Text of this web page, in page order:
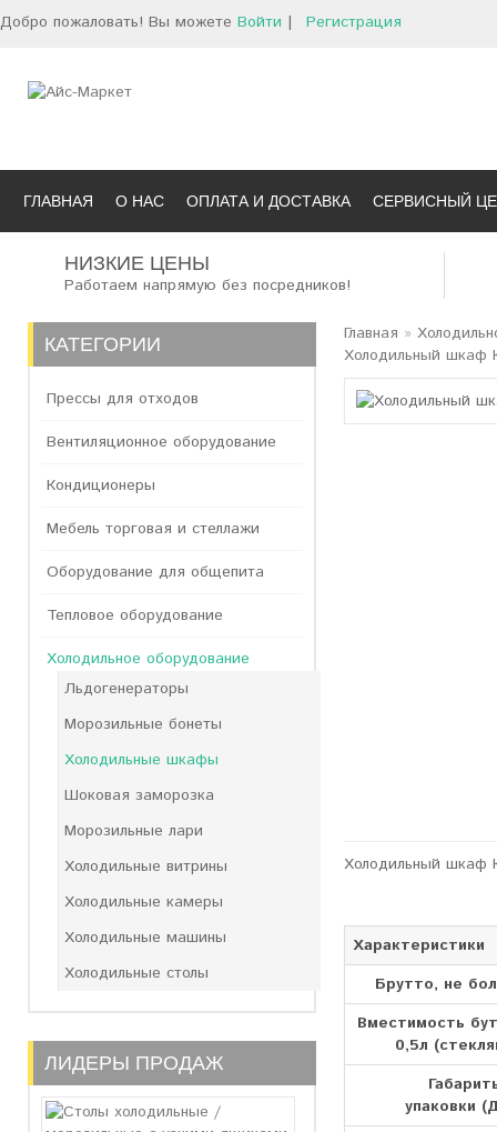
Добро пожаловать! Вы можете Войти | Регистрация
ГЛАВНАЯ О НАС ОПЛАТА И ДОСТАВКА СЕРВИСНЫЙ
НИЗКИЕ ЦЕНЫ
Работаем напрямую без посредников!
КАТЕГОРИИ
Прессы для отходов
Вентиляционное оборудование
Кондиционеры
Мебель торговая и стеллажи
Оборудование для общепита
Тепловое оборудование
Холодильное оборудование
Льдогенераторы
Морозильные бонеты
Холодильные шкафы
Шоковая заморозка
Морозильные лари
Холодильные витрины
Холодильные камеры
Холодильные машины
Холодильные столы
ЛИДЕРЫ ПРОДАЖ
Главная »
Холодильный шкаф
Холодильный шкаф
Характеристики
Брутто, не
Вместимость
0,5л
упаковки